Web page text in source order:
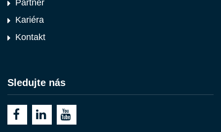
Partner
Kariéra
Kontakt
Sledujte nás